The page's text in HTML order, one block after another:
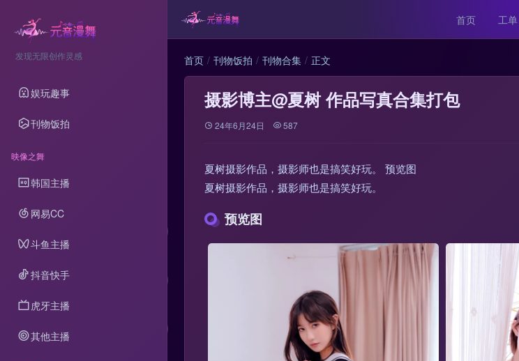
发现无限创作灵感
娱玩趣事
刊物饭拍
映像之舞
韩国主播
网易CC
斗鱼主播
抖音快手
虎牙主播
其他主播
首页 工单
首页 刊物饭拍 刊物合集 正文
摄影博主@夏树 作品写真合集打包
24年6月24日 587
夏树摄影作品，摄影师也是搞笑好玩。 预览图
夏树摄影作品，摄影师也是搞笑好玩。
预览图